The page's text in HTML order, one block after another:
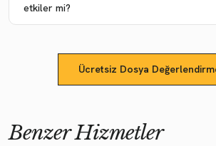
etkiler mi?
Ücretsiz Dosya
Benzer Hizmetler